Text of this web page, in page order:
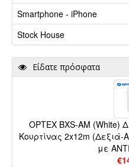
Smartphone - iPhone
Stock House
Είδατε πρόσφατα
OPTEX BXS-AM (White)
Κουρτίνας 2x12m
με